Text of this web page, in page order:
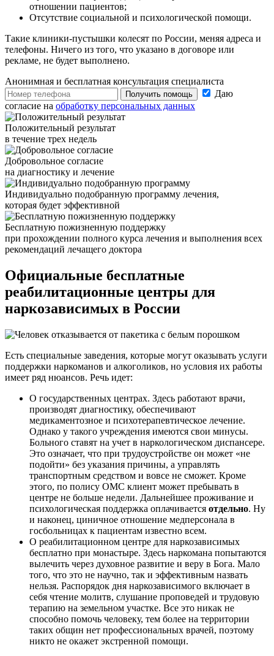
отношении пациентов;
Отсутствие социальной и психологической помощи.
Такие клиники-пустышки колесят по России, меняя адреса и
телефоны. Ничего из того, что указано в договоре или
рекламе, не будет выполнено.
Анонимная и бесплатная консультация специалиста
Получить помощь
Даю
согласие на обработку персональных данных
Положительный результат
в течение трех недель
Добровольное согласие
на диагностику и лечение
Индивидуально подобранную программу лечения,
которая будет эффективной
Бесплатную пожизненную поддержку
при прохождении полного курса лечения и выполнения всех
рекомендаций лечащего доктора
Официальные бесплатные
реабилитационные центры для
наркозависимых в России
Есть специальные заведения, которые могут оказывать услуги
поддержки наркоманов и алкоголиков, но условия их работы
имеет ряд нюансов. Речь идет:
О государственных центрах. Здесь работают врачи,
производят диагностику, обеспечивают
медикаментозное и психотерапевтическое лечение.
Однако у такого учреждения имеются свои минусы.
Больного ставят на учет в наркологическом диспансере.
Это означает, что при трудоустройстве он может «не
подойти» без указания причины, а управлять
транспортным средством и вовсе не сможет. Кроме
этого, по полису ОМС клиент может пребывать в
центре не больше недели. Дальнейшее проживание и
психологическая поддержка оплачивается отдельно. Ну
и наконец, циничное отношение медперсонала в
госбольницах к пациентам известно всем.
О реабилитационном центре для наркозависимых
бесплатно при монастыре. Здесь наркомана попытаются
вылечить через духовное развитие и веру в Бога. Мало
того, что это не научно, так и эффективным назвать
нельзя. Распорядок дня наркозависимого включает в
себя чтение молитв, слушание проповедей и трудовую
терапию на земельном участке. Все это никак не
способно помочь человеку, тем более на территории
таких общин нет профессиональных врачей, поэтому
никто не окажет экстренной помощи.